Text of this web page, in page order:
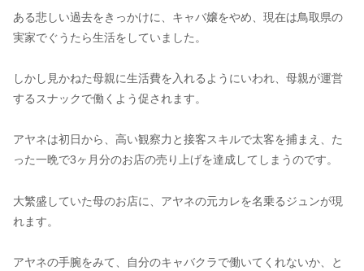
ある悲しい過去をきっかけに、キャバ嬢をやめ、現在は鳥取県の
実家でぐうたら生活をしていました。
しかし見かねた母親に生活費を入れるようにいわれ、母親が運営
するスナックで働くよう促されます。
アヤネは初日から、高い観察力と接客スキルで太客を捕まえ、た
った一晩で3ヶ月分のお店の売り上げを達成してしまうのです。
大繁盛していた母のお店に、アヤネの元カレを名乗るジュンが現
れます。
アヤネの手腕をみて、自分のキャバクラで働いてくれないか、と